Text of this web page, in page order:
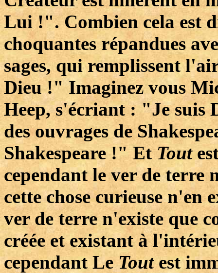
Lui !". Combien cela est
choquantes répandues
sages, qui remplissent
Dieu !" Imaginez vous
Heep, s'écriant : "Je suis
des ouvrages de
Shakespeare !" EtTout
cependant le ver de terre
cette chose curieuse n'en
ver de terre n'existe que
créée et existant à
cependant LeToutest